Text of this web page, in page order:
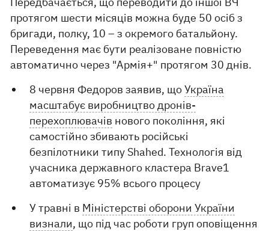
протягом шести місяців можна буде 50 осіб з
бригади, полку, 10 – з окремого батальйону.
Переведення має бути реалізоване повністю
автоматично через "Армія+" протягом 30 днів.
8 червня Федоров заявив, щоУкраїна
масштабує виробництво дронів-
перехоплювачів нового покоління, які
самостійно збивають російські
безпілотники типу Shahed. Технологія від
учасника державного кластера Brave1
автоматизує 95% всього процесу
У травні в Міністерстві оборони України
визнали, що під час роботи груп оповіщення